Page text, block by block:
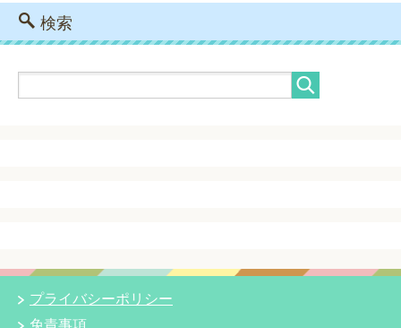
検索
プライバシーポリシー
免責事項